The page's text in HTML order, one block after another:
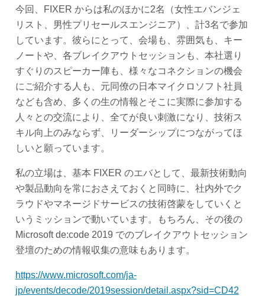
今回、FIXER からは私のほかに2名（女性エバンジェ
リスト、男性プリセールスエンジニア）、計3名で参加
しています。彼らにとって、会場も、雰囲気も、キー
ノートや、各ブレイクアウトセッションも、本社選り
すぐりのスピーカー陣も、様々なコネクションの機会
にご紹介する人も、元同僚の日本マイクロソフト社員
なども含め、多くの生の情報とそこに実際に参加する
人々との交流により、全てが良い刺激になり、技術ス
キル向上のみならず、リーダーシップにつながってほ
しいと願っています。
私の立場は、基本 FIXER のエバとして、最新技術動向
や製品動向を常におさえておくと同時に、社内外でク
ラウドやマネージドサービスの技術啓蒙をしていくと
いうミッションで動いています。もちろん、その後の
Microsoft de:code 2019 でのブレイクアウトセッション
登壇のための情報収集の意味もあります。
https://www.microsoft.com/ja-
jp/events/decode/2019session/detail.aspx?sid=CD42